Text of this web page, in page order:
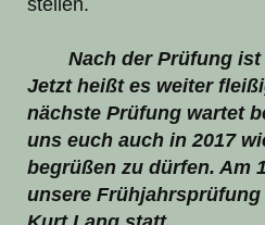
Nach der Prüfung
Jetzt heißt es weiter
nächste Prüfung wartet
uns euch auch in 2017
begrüßen zu dürfen. Am
unsere